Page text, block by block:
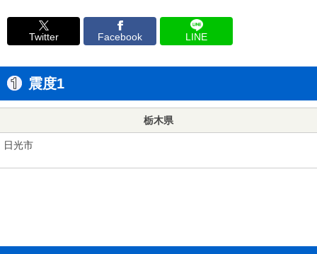
Twitter Facebook LINE
震度1
栃木県
日光市